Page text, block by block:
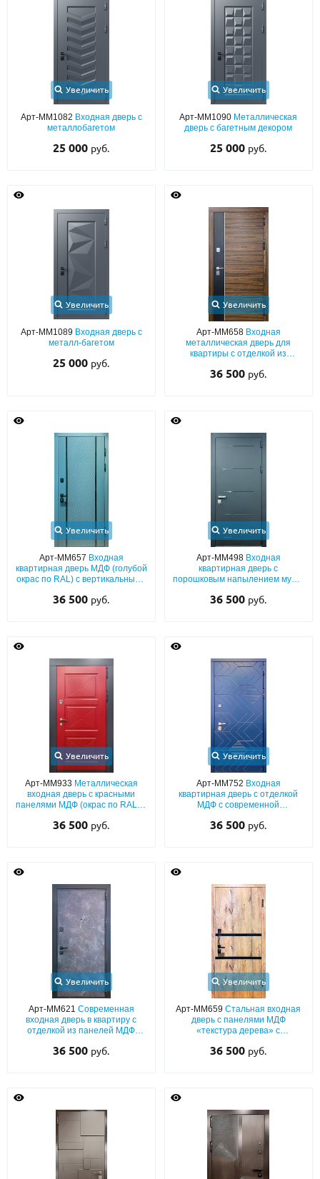
С реечным дизайном
ПО НАЗНАЧЕНИЮ
ПО ОСОБЕННОСТЯМ
ПО КОНСТРУКЦИИ
Популярные двери
УСТАНОВКА
Металлические двери от производителя с доставкой и установкой в
ПН-СБ - с 9:00 до 21:00, ВС - до 19:00
+7 (495) 411-44-41
INFO@META-M.RU
ЗАПРОСИТЬ РАСЧЕТ
Каталог Как купить
Увеличить
Арт-ММ1082 Входная дверь с
металлобагетом
25 000 руб.
Увеличить
Арт-ММ1090 Металлическая
дверь с багетным декором
25 000 руб.
Увеличить
Арт-ММ1089 Входная дверь с
металл-багетом
25 000 руб.
Увеличить
Арт-ММ658 Входная
металлическая дверь для
квартиры с отделкой из
МДФ со шпоном с обеих сторон
36 500 руб.
Увеличить
Арт-ММ657 Входная
квартирная дверь МДФ (голубой
окрас по RAL) с вертикальными
36 500 руб.
Увеличить
Арт-ММ498 Входная
квартирная дверь с
порошковым напылением муар,
лазерной фрезеровкой
36 500 руб.
Увеличить
Арт-ММ933 Металлическая
входная дверь с красными
панелями МДФ (окрас по RAL) и
шумоизоляцией)
36 500 руб.
Увеличить
Арт-ММ752 Входная
квартирная дверь с отделкой
МДФ с современной
RAL) с двух сторон
36 500 руб.
Увеличить
Арт-ММ621 Современная
входная дверь в квартиру с
отделкой из панелей МДФ
36 500 руб.
Увеличить
Арт-ММ659Стальная входная
дверь с панелями МДФ
«текстура дерева» с
полосками
36 500 руб.